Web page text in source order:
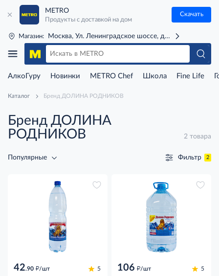
METRO
Продукты с доставкой на дом
Скачать
Магазин: Москва, Ул. Ленинградское шоссе, д. 71Г (м. Речной
АлкоГуру Новинки METRO Chef Школа Fine Life
Каталог Бренд ДОЛИНА РОДНИКОВ
Бренд ДОЛИНА
РОДНИКОВ
2 товара
Популярные Фильтр 2
42.90 д/шт 5 106 д/шт 5